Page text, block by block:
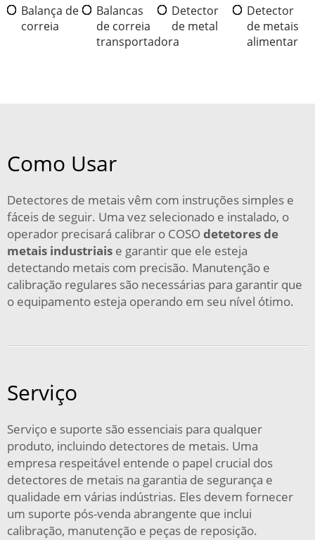
Balança de
correia
Balancas
de correia
transportadora
Detector
de metal
Detector
de metais
alimentar
Como Usar
Detectores de metais vêm com instruções simples e
fáceis de seguir. Uma vez selecionado e instalado, o
operador precisará calibrar o COSOdetetores de
metais industriais e garantir que ele esteja
detectando metais com precisão. Manutenção e
calibração regulares são necessárias para garantir que
o equipamento esteja operando em seu nível ótimo.
Serviço
Serviço e suporte são essenciais para qualquer
produto, incluindo detectores de metais. Uma
empresa respeitável entende o papel crucial dos
detectores de metais na garantia de segurança e
qualidade em várias indústrias. Eles devem fornecer
um suporte pós-venda abrangente que inclui
calibração, manutenção e peças de reposição.